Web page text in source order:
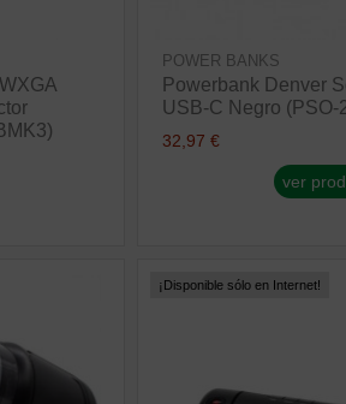
POWER BANKS
Powerbank Denver
USB-C Negro (PSO-
32,97 €
ver
¡Disponible sólo en Internet!